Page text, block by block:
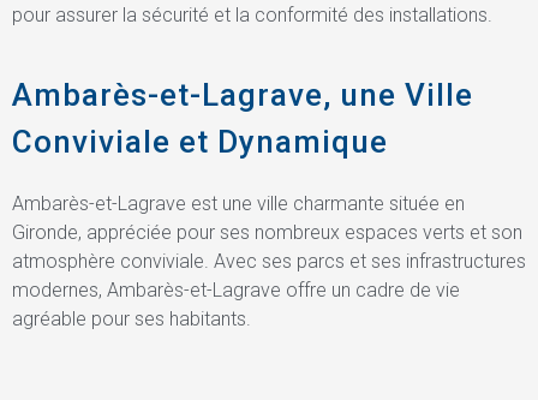
pour assurer la sécurité et la conformité des installations.
Ambarès-et-Lagrave, une Ville
Conviviale et Dynamique
Ambarès-et-Lagrave est une ville charmante située en
Gironde, appréciée pour ses nombreux espaces verts et son
atmosphère conviviale. Avec ses parcs et ses infrastructures
modernes, Ambarès-et-Lagrave offre un cadre de vie
agréable pour ses habitants.